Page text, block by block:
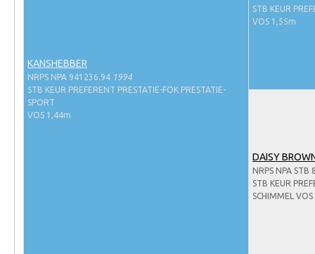
Hengstenkeuring
KANSHEBBER
NRPS NPA 941236.94 1994
STB KEUR PREFERENT PRESTATIE-FOK PRESTATIE-
SPORT
VOS 1,44m
STB KEUR
VOS 1,55m
DAISY
NRPS NPA STB
STB KEUR
SCHIMMEL